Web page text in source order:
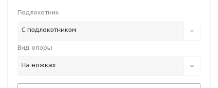
Подлокотник
С подлокотником
Вид опоры
На ножках